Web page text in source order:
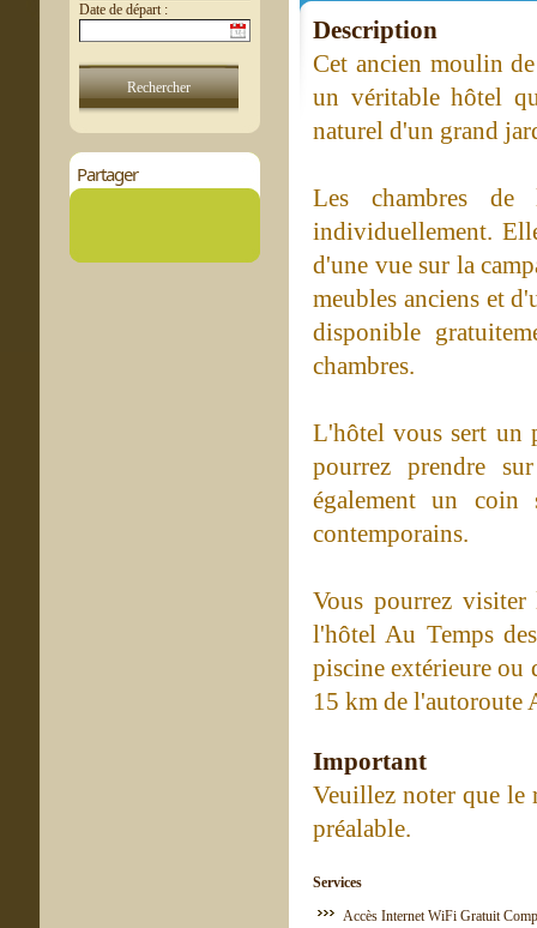
Date de départ :
Partager
Description
Cet ancien moulin
un véritable hôtel
naturel d'un grand
Les chambres de
individuellement.
d'une vue sur la
meubles anciens et
disponible
chambres.
L'hôtel vous sert un
pourrez prendre
également un coin
contemporains.
Vous pourrez
l'hôtel Au Temps
piscine extérieure ou
15 km de l'autoroute
Important
Veuillez noter que le
préalable.
Services
Accès Internet WiFi Gratuit